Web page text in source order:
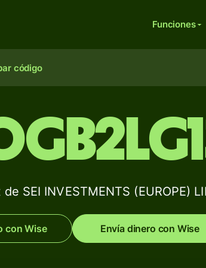
Funciones
código
SEI INVESTMENTS (EUROPE)
con Wise Envía dinero con Wise